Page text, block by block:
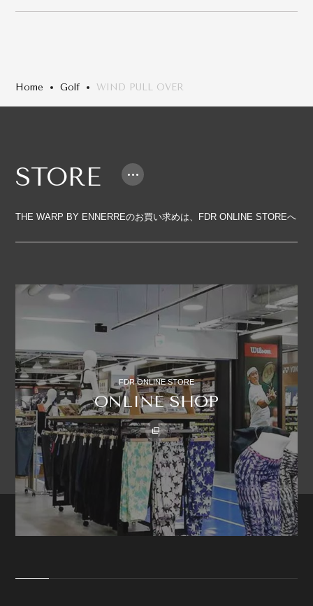
Home Golf WIND PULL OVER
STORE
THE WARP BY ENNERREのお買い求めは、FDR ONLINE STOREへ
FDR ONLINE STORE
ONLINE SHOP